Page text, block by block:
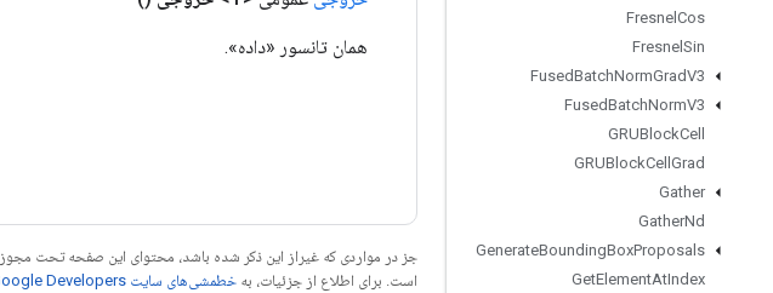
Fresnel Cos
Fresnel Sin
FusedBatchNormGradV3
FusedBatchNormV3
GRUBlockCell
GRUBlockCell Grad
Gather
GatherNd
GenerateBoundingBoxProposals
GetElementAtIndex
همان تانسور «داده».
جز در مواردی که غیراز این ذکر شده باشد، محتوای این صفحه تحت مجوز
است. برای اطلاع از جزئیات، به خطمشی‌های سایت Google Developers‏